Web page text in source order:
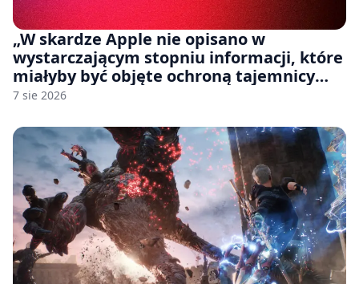
„W skardze Apple nie opisano w
wystarczającym stopniu informacji, które
miałyby być objęte ochroną tajemnicy
handlowej”. OpenAI żąda odrzucenia
7 sie 2026